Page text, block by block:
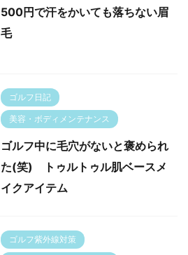
500円で汗をかいても落ちない眉
毛
ゴルフ日記
美容・ボディメンテナンス
ゴルフ中に毛穴がないと褒められ
た(笑) トゥルトゥル肌ベースメ
イクアイテム
ゴルフ紫外線対策